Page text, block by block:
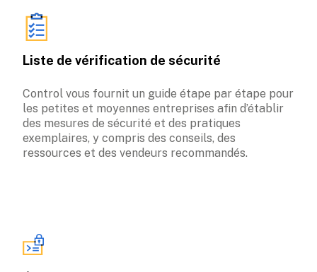
Liste de vérification de sécurité
Control vous fournit un guide étape par étape pour
les petites et moyennes entreprises afin d’établir
des mesures de sécurité et des pratiques
exemplaires, y compris des conseils, des